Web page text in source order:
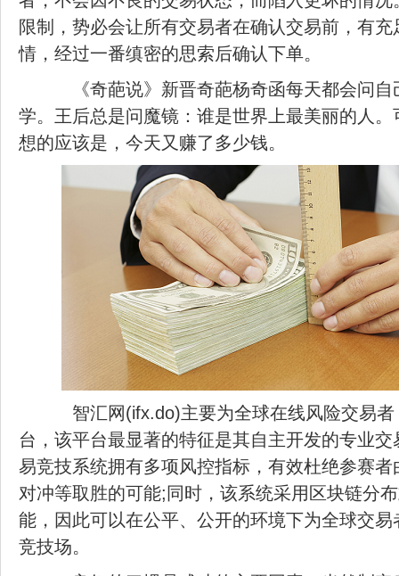
限制，势必会让所有交易者在确认交易前，有
情，经过一番缜密的思索后确认下单。
《奇葩说》新晋奇葩杨奇函每天都会问自
学。王后总是问魔镜：谁是世界上最美丽的人
想的应该是，今天又赚了多少钱。
智汇网(ifx.do)主要为全球在线风险交易者
台，该平台最显著的特征是其自主开发的专业
易竞技系统拥有多项风控指标，有效杜绝参赛
对冲等取胜的可能;同时，该系统采用区块链分
能，因此可以在公平、公开的环境下为全球交
竞技场。